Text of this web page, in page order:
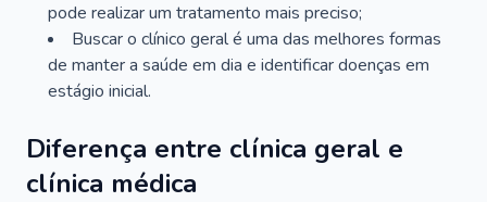
pode realizar um tratamento mais preciso;
Buscar o clínico geral é uma das melhores formas
de manter a saúde em dia e identificar doenças em
estágio inicial.
Diferença entre clínica geral e
clínica médica